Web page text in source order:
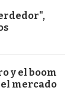
y el boom
mercado